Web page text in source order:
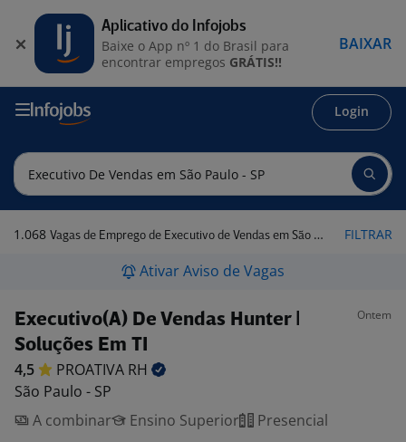
Login
1.068 Vagas de Emprego de Executivo de Vendas em São Paulo - SP FILTRAR
Ativar Aviso de Vagas
Executivo(A) De Vendas Hunter |
Soluções Em TI
Ontem
4,5 PROATIVA RH
São Paulo - SP
A combinar
Ensino Superior
Presencial
Aplicativo do Infojobs
Baixe o App nº 1 do Brasil para
encontrar empregos GRÁTIS!!
BAIXAR